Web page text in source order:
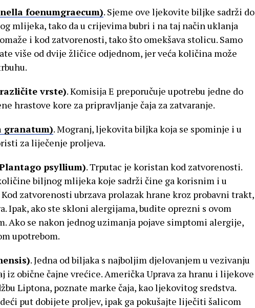
foenumgraecum). Sjeme ove ljekovite biljke sadrži do
mlijeka, tako da u crijevima bubri i na taj način uklanja
i kod zatvorenosti, tako što omekšava stolicu. Samo
više od dvije žličice odjednom, jer veća količina može
vrste). Komisija E preporučuje upotrebu jedne do
hrastove kore za pripravljanje čaja za zatvaranje.
granatum). Mogranj, ljekovita biljka koja se spominje i u
za liječenje proljeva.
psyllium). Trputac je koristan kod zatvorenosti.
biljnog mlijeka koje sadrži čine ga korisnim i u
zatvorenosti ubrzava prolazak hrane kroz probavni trakt,
Ipak, ako ste skloni alergijama, budite oprezni s ovom
Ako se nakon jednog uzimanja pojave simptomi alergije,
upotrebom.
. Jedna od biljaka s najboljim djelovanjem u vezivanju
iz obične čajne vrećice. Američka Uprava za hranu i lijekove
Liptona, poznate marke čaja, kao ljekovitog sredstva.
put dobijete proljev, ipak ga pokušajte liječiti šalicom